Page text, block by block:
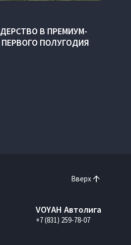
В ПРЕМИУМ-
ПОЛУГОДИЯ
Вверх
VOYAH Автолига
+7 (831) 259-78-07